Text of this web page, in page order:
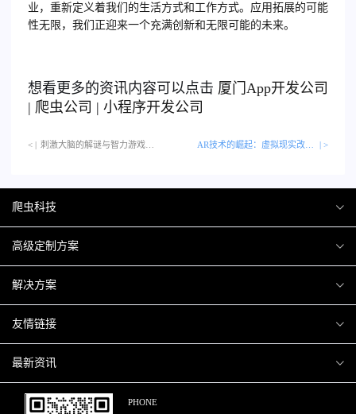
业，重新定义着我们的生活方式和工作方式。应用拓展的可能
性无限，我们正迎来一个充满创新和无限可能的未来。
想看更多的资讯内容可以点击 厦门 App开发公司
| 爬虫公司 | 小程序开发公司
< | 刺激大脑的解谜与智力游戏… | >
爬虫科技
爬虫案例
关于爬虫
高级定制方案
H5互动营销
微信小程序
解决方案
商城解决方案
商城会员积分商城解决方案
网站解决方案
友情链接
厦门小程序开发
厦门APP开发
最新资讯
行业资讯 PHONE